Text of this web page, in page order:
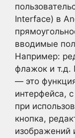
Interface) в
вводимые
Например:
флажок и т.д.
— это
интерфейса,
при
кнопка,
изображений